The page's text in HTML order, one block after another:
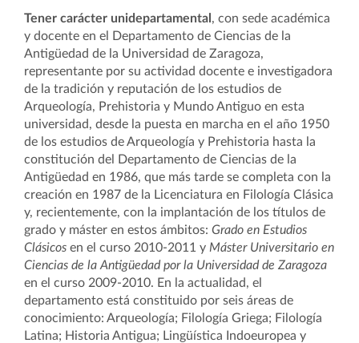
Tener carácter unidepartamental , con sede académica
y docente en el Departamento de Ciencias de la
Antigüedad de la Universidad de Zaragoza,
representante por su actividad docente e investigadora
de la tradición y reputación de los estudios de
Arqueología, Prehistoria y Mundo Antiguo en esta
universidad, desde la puesta en marcha en el año 1950
de los estudios de Arqueología y Prehistoria hasta la
constitución del Departamento de Ciencias de la
Antigüedad en 1986, que más tarde se completa con la
creación en 1987 de la Licenciatura en Filología Clásica
y, recientemente, con la implantación de los títulos de
grado y máster en estos ámbitos: Grado en Estudios
Clásicos en el curso 2010-2011 y Máster Universitario en
Ciencias de la Antigüedad por la Universidad de Zaragoza
en el curso 2009-2010. En la actualidad, el
departamento está constituido por seis áreas de
conocimiento: Arqueología; Filología Griega; Filología
Latina; Historia Antigua; Lingüística Indoeuropea y